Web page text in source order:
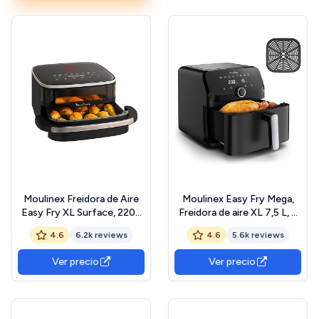
Moulinex Freidora de Aire
Easy Fry XL Surface, 2200
W, Doble Resistencia,
Cocción Uniforme, Cesta
Ancha, 10 Programas
Automáticos, Horno para
Pizzas, Diseño Compacto,
4.6 6.2k reviews
Ver precio
Moulinex Easy Fry Mega,
Freidora de aire XL 7,5 L, 8
Programas automáticos,
Diseño Compacto, Cocina
hasta 8 raciones, Ahorro de
energía y tiempo, Piezas
aptas lavavajillas,
4.6 5.6k reviews
Ver precio